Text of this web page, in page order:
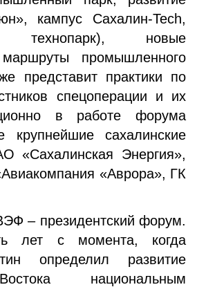
кампус Сахалин-Tech,
технопарк), новые
маршруты промышленного
представит практики по
спецоперации и их
в работе форума
крупнейшие сахалинские
«Сахалинская Энергия»,
«Аврора», ГК
– президентский форум.
лет с момента, когда
определил развитие
национальным